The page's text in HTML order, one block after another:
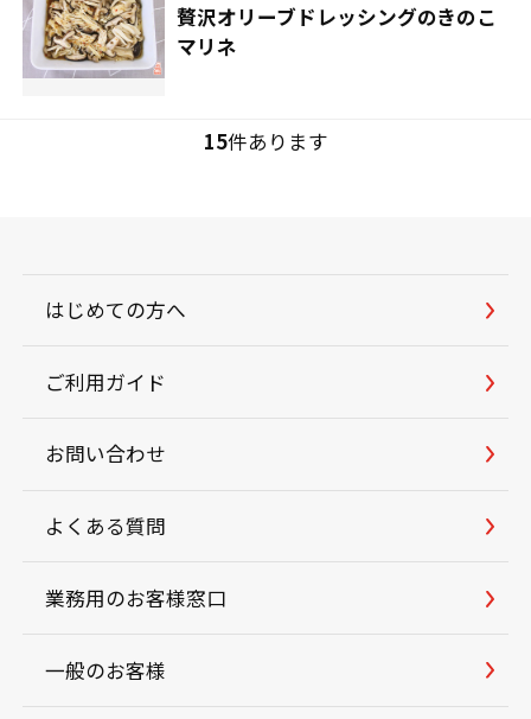
贅沢オリーブドレッシングのきのこ
マリネ
15件あります
はじめての方へ
ご利用ガイド
お問い合わせ
よくある質問
業務用のお客様窓口
一般のお客様